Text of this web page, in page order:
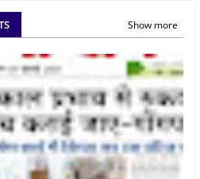
Show more